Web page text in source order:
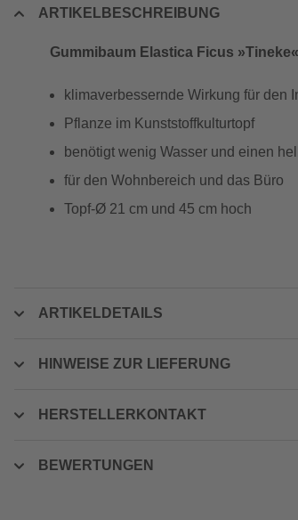
ARTIKELBESCHREIBUNG
Gummibaum Elastica Ficus »Tineke«
klimaverbessernde Wirkung für den
Pflanze im Kunststoffkulturtopf
benötigt wenig Wasser und einen
für den Wohnbereich und das Büro
Topf-Ø 21 cm und 45 cm hoch
ARTIKELDETAILS
HINWEISE ZUR LIEFERUNG
HERSTELLERKONTAKT
BEWERTUNGEN